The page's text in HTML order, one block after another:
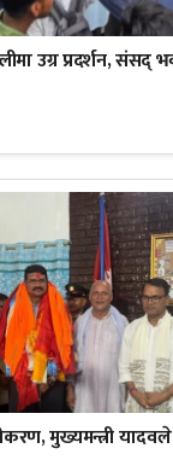
उग्र प्रदर्शन, संसद्
मुख्यमन्त्री